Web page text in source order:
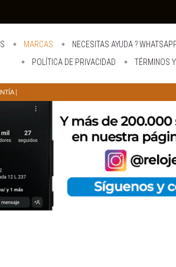
MARCAS
NECESITAS AYUDA ?
POLÍTICA DE PRIVACIDAD
TÉRMINOS
|